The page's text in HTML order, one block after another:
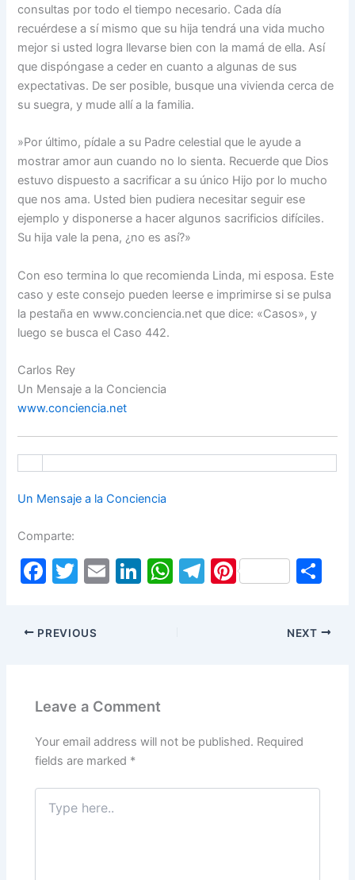
consultas por todo el tiempo necesario. Cada día
recuérdese a sí mismo que su hija tendrá una vida mucho
mejor si usted logra llevarse bien con la mamá de ella. Así
que dispóngase a ceder en cuanto a algunas de sus
expectativas. De ser posible, busque una vivienda cerca de
su suegra, y mude allí a la familia.
»Por último, pídale a su Padre celestial que le ayude a
mostrar amor aun cuando no lo sienta. Recuerde que Dios
estuvo dispuesto a sacrificar a su único Hijo por lo mucho
que nos ama. Usted bien pudiera necesitar seguir ese
ejemplo y disponerse a hacer algunos sacrificios difíciles.
Su hija vale la pena, ¿no es así?»
Con eso termina lo que recomienda Linda, mi esposa. Este
caso y este consejo pueden leerse e imprimirse si se pulsa
la pestaña en www.conciencia.net que dice: «Casos», y
luego se busca el Caso 442.
Carlos Rey
Un Mensaje a la Conciencia
www.conciencia.net
Un Mensaje a la Conciencia
Comparte:
F
c
e
o
k
T
itt
er
E
Li
n
W T Pi
ar
PREVIOUS NEXT
Leave a Comment
Your email address will not be published. Required
fields are marked *
Type
here..